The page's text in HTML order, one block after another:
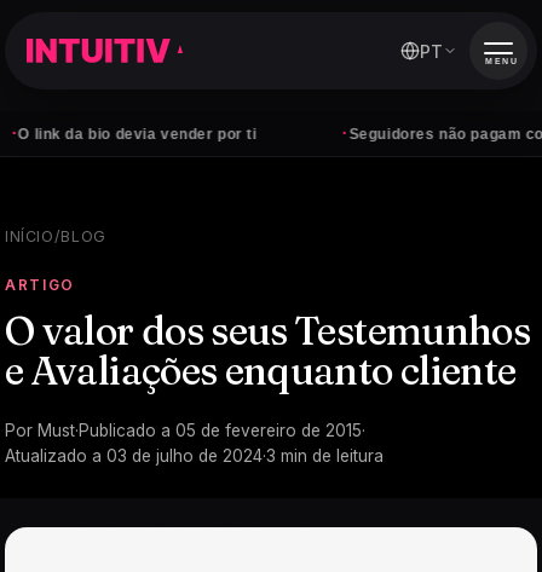
da bio devia vender por ti Seguidores não pagam
PT MENU
INÍCIO/BLOG
ARTIGO
O valor dos seus Testemunhos
e Avaliações enquanto cliente
Por Must·Publicado a 05 de fevereiro de 2015·
Atualizado a 03 de julho de 2024·3 min de leitura